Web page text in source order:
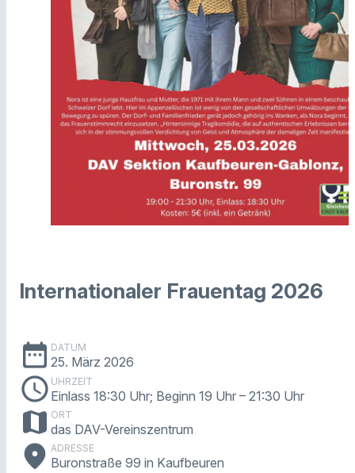
Internationaler Frauentag 2026
date_range DATUM
25. März 2026
schedule UHRZEIT
Einlass 18:30 Uhr; Beginn 19 Uhr – 21:30 Uhr
map ORT
das DAV-Vereinszentrum
place ADRESSE
Buronstraße 99 in Kaufbeuren